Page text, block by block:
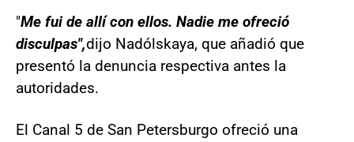
"Me fui de allí con ellos. Nadie me ofreció
disculpas",dijo Nadólskaya, que añadió que
presentó la denuncia respectiva antes la
autoridades.
El Canal 5 de San Petersburgo ofreció una